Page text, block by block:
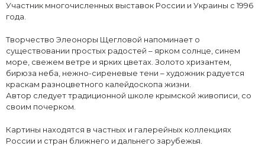
Участник многочисленных выставок России и Украины с 1996
года.
Творчество Элеоноры Щегловой напоминает о
существовании простых радостей – ярком солнце, синем
море, свежем ветре и ярких цветах. Золото хризантем,
бирюза неба, нежно-сиреневые тени – художник радуется
краскам разноцветного калейдоскопа жизни.
Автор следует традиционной школе крымской живописи, со
своим почерком.
Картины находятся в частных и галерейных коллекциях
России и стран ближнего и дальнего зарубежья.